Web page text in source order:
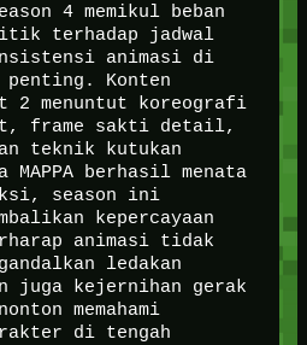
4 memikul beban
terhadap jadwal
animasi di
penting. Konten
2 menuntut koreografi
frame sakti detail,
teknik kutukan
berhasil menata
season ini
kepercayaan
animasi tidak
ledakan
juga kejernihan gerak
memahami
di tengah